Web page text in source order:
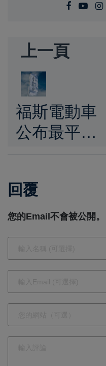
上一頁
福斯電動車
公布最平價
預計 2027
年上市售價
約 68.3 萬元
回覆
您的Email不會被公開。